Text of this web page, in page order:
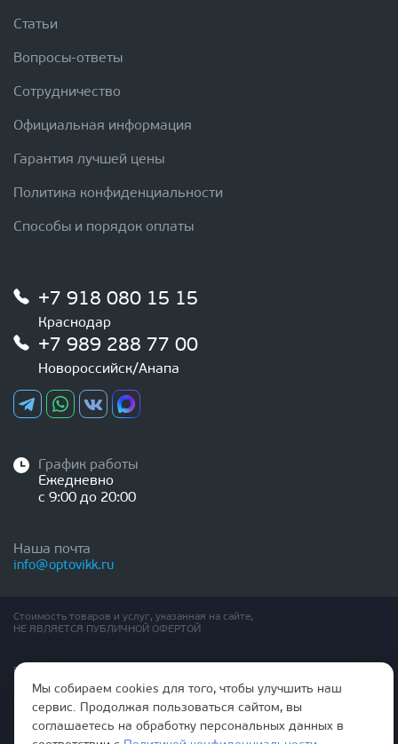
Статьи
Вопросы-ответы
Сотрудничество
Официальная информация
Гарантия лучшей цены
Политика конфиденциальности
Способы и порядок оплаты
+7 918 080 15 15
Краснодар
+7 989 288 77 00
Новороссийск/Анапа
График работы
Ежедневно
с 9:00 до 20:00
Наша почта
info@optovikk.ru
Стоимость товаров и услуг, указанная на сайте,
НЕ ЯВЛЯЕТСЯ ПУБЛИЧНОЙ ОФЕРТОЙ
Правила эксплутации входных и межкомнатных дверей
Политика обработки персональных данных
Согласие на обработку персональных данных
Мы собираем cookies для того, чтобы улучшить наш
сервис. Продолжая пользоваться сайтом, вы
соглашаетесь на обработку персональных данных в